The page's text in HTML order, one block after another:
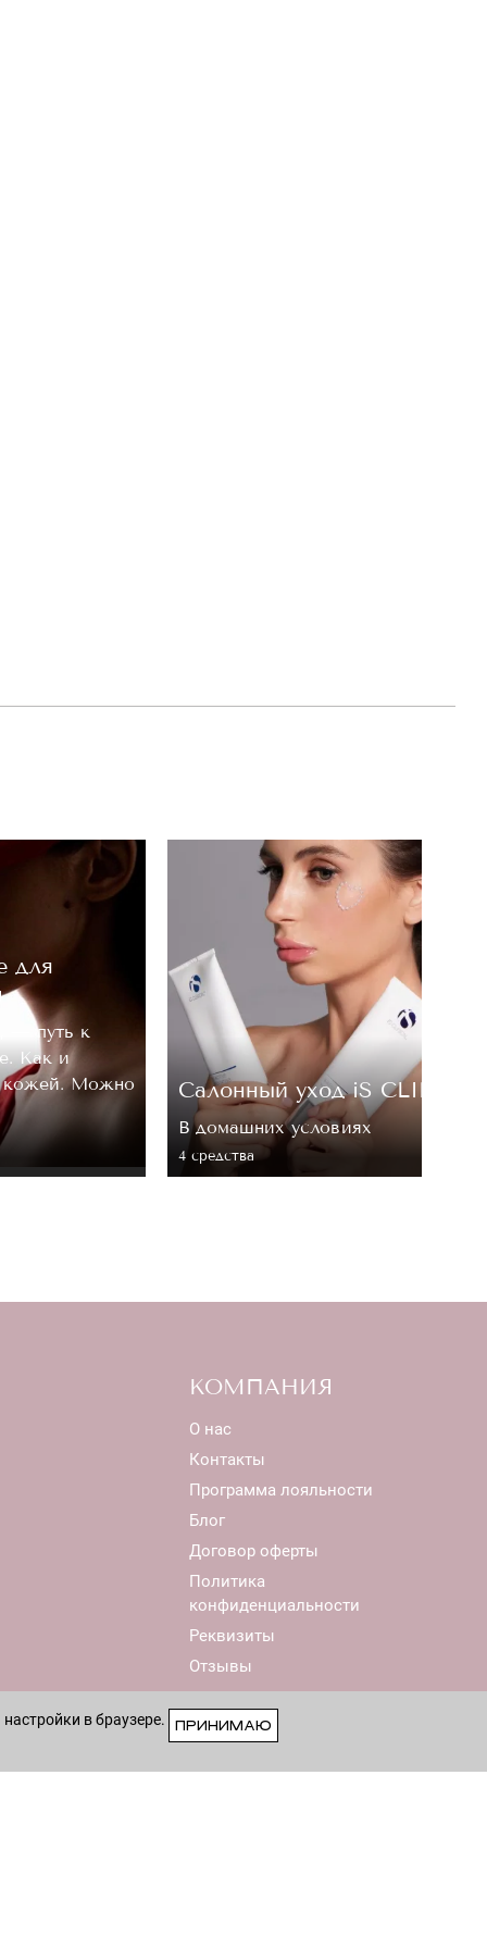
для
— путь к
Как и
кожей. Можно
Cалонный уход iS
В домашних условиях
4 средствa
КОМПАНИЯ
О нас
Контакты
Программа лояльности
Блог
Договор оферты
Политика
конфиденциальности
Реквизиты
Отзывы
в браузере. ПРИНИМАЮ